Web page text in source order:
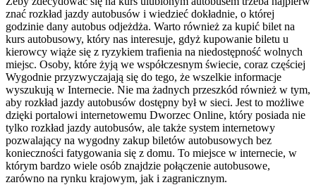
znać rozkład jazdy autobusów i wiedzieć dokładnie, o której
godzinie dany autobus odjeżdża. Warto również za kupić bilet na
kurs autobusowy, który nas interesuje, gdyż kupowanie biletu u
kierowcy wiąże się z ryzykiem trafienia na niedostępność wolnych
miejsc. Osoby, które żyją we współczesnym świecie, coraz częściej
Wygodnie przyzwyczajają się do tego, że wszelkie informacje
wyszukują w Internecie. Nie ma żadnych przeszkód również w tym,
aby rozkład jazdy autobusów dostępny był w sieci. Jest to możliwe
dzięki portalowi internetowemu Dworzec Online, który posiada nie
tylko rozkład jazdy autobusów, ale także system internetowy
pozwalający na wygodny zakup biletów autobusowych bez
konieczności fatygowania się z domu. To miejsce w internecie, w
którym bardzo wiele osób znajdzie połączenie autobusowe,
zarówno na rynku krajowym, jak i zagranicznym.